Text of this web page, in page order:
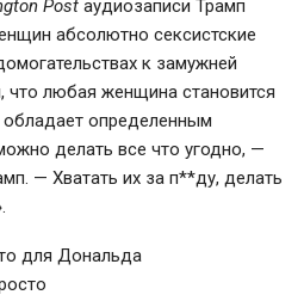
Post аудиозаписи Трамп
абсолютно сексистские
к замужней
любая женщина становится
определенным
делать все что угодно, —
— Хватать их за п**ду, делать
для Дональда